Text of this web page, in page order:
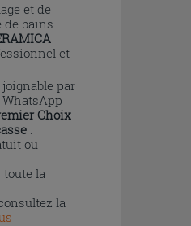
et de
de bains
et
par
Choix
:
ou
la
la